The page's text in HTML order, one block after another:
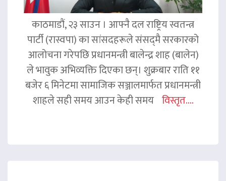
काठमाडौं, २३ साउन । आफ्नै दल राष्ट्रिय स्वतन्त्र
पार्टी (रास्वपा) का सांसदहरूले संसद्‌मै सरकारको
आलोचना गरेपछि प्रधानमन्त्री बालेन्द्र शाह (बालेन)
ले भावुक अभिव्यक्ति दिएका छन्। शुक्रबार राति ११
बजेर ६ मिनेटमा सामाजिक सञ्जालमार्फत प्रधानमन्त्री
शाहले सही समय आउन केही समय विस्तृत....